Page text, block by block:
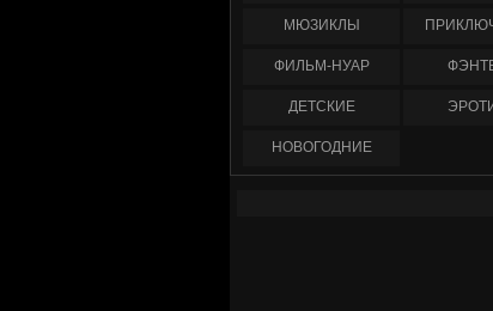
МЮЗИКЛЫ
ФИЛЬМ-НУАР
ДЕТСКИЕ
НОВОГОДНИЕ